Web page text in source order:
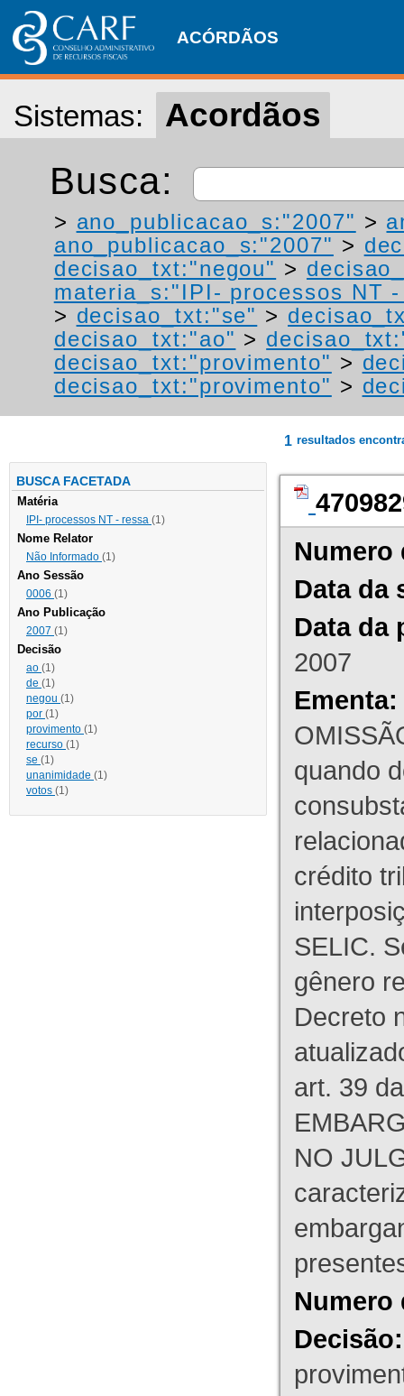
ACÓRDÃOS
Sistemas: Acordãos
Busca:
> ano_publicacao_s:"2007" >
ano_publicacao_s:"2007" >
decisao_txt:"negou" >
materia_s:"IPI- processos NT
> decisao_txt:"se" >
decisao_txt:"ao" >
decisao_txt:"provimento" >
decisao_txt:"provimento" >
BUSCA FACETADA
Matéria
IPI- processos NT - ressa (1)
Nome Relator
Não Informado (1)
Ano Sessão
0006 (1)
Ano Publicação
2007 (1)
Decisão
ao (1)
de (1)
negou (1)
por (1)
provimento (1)
recurso (1)
se (1)
unanimidade (1)
votos (1)
1 resultados
Numero
Data da
Data da
2007
Ementa:
quando
crédito
SELIC.
gênero
Decreto
art. 39
NO
Numero
Decisão: